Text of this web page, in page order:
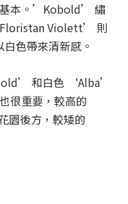
基本。’Kobold’ 繡
Violett’ 則
色帶來清新感。
和白色 ‘Alba’
很重要，較高的
園後方，較矮的